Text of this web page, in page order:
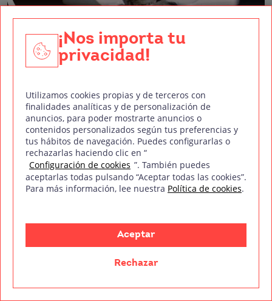
3.- Re-Animator (1985)
Continuamos con uno de nuestros títulos
favoritos, Re-Animator, una película basada en el
relato de H. P. Lovecraft:Herbert West: Reanimador
, dirigida por Stuart Gordon y producida porBrian
El film, protagonizado por Jeffrey Combs, Bruce
Abbott y lascream queen Barbara Crampton, está
considerado actualmente una auténtica joya de
culto entre los seguidores del cine de terror de
¡Nos importa tu
privacidad!
Utilizamos cookies propias y de terceros con
finalidades analíticas y de personalización de
anuncios, para poder mostrarte anuncios o
contenidos personalizados según tus preferencias y
tus hábitos de navegación. Puedes configurarlas o
rechazarlas haciendo clic en “
Configuración de cookies ”. También puedes
aceptarlas todas pulsando “Aceptar todas las cookies”.
Para más información, lee nuestra Política de cookies.
Aceptar
Rechazar